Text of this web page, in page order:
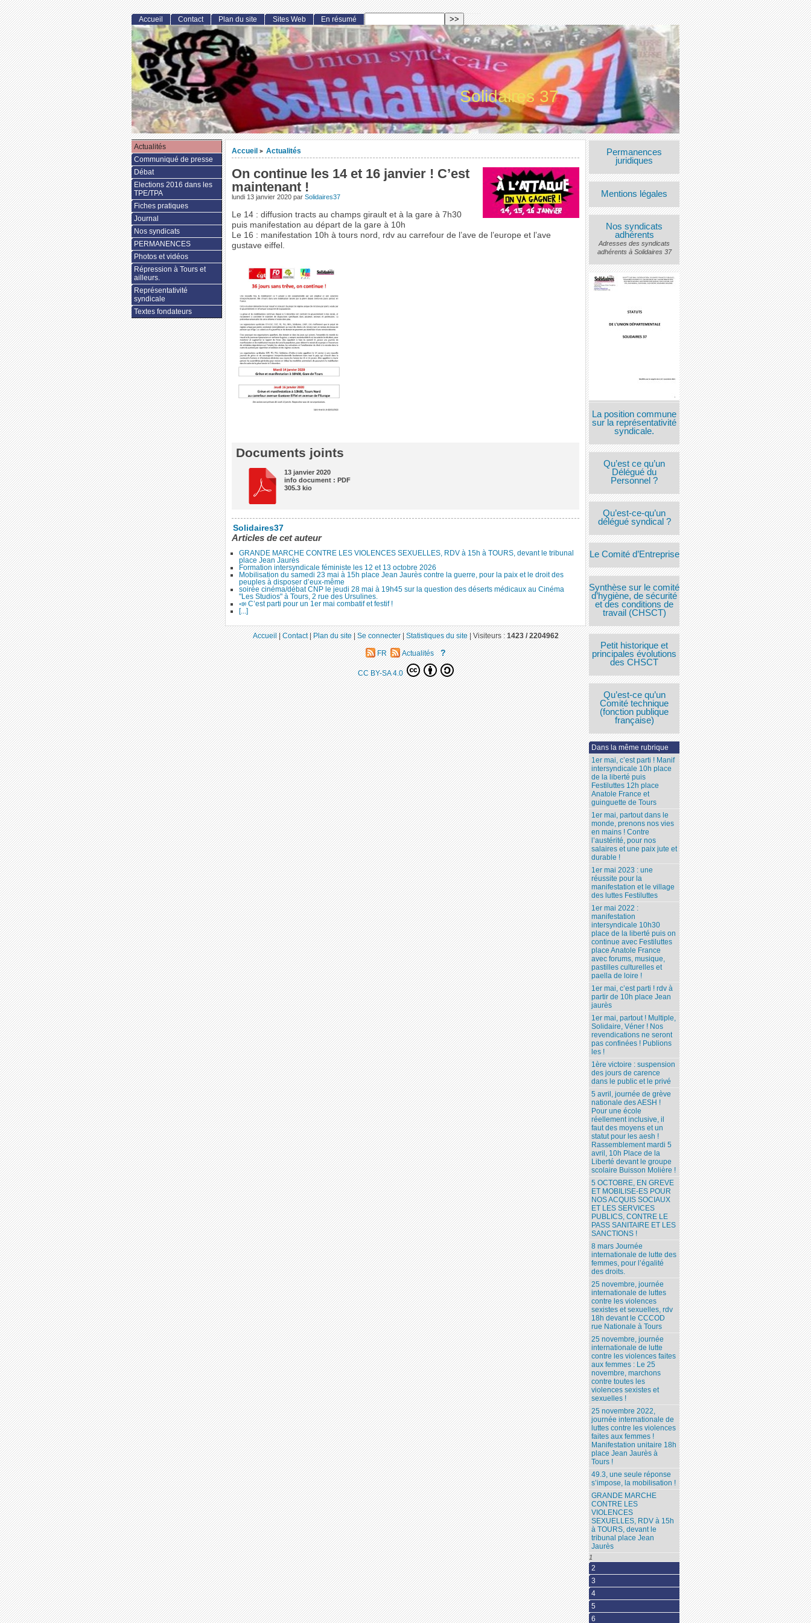
Solidaires 37
Accueil > Actualités
On continue les 14 et 16 janvier ! C’est
maintenant !
lundi 13 janvier 2020 par Solidaires37
Le 14 : diffusion tracts au champs girault et à la gare à 7h30
puis manifestation au départ de la gare à 10h
Le 16 : manifestation 10h à tours nord, rdv au carrefour de l’ave de l’europe et l’ave
gustave eiffel.
Documents joints
13 janvier 2020
info document : PDF
305.3 kio
Solidaires37
Articles de cet auteur
GRANDE MARCHE CONTRE LES VIOLENCES SEXUELLES, RDV à 15h à TOURS, devant le tribunal
place Jean Jaurès
Formation intersyndicale féministe les 12 et 13 octobre 2026
Mobilisation du samedi 23 mai à 15h place Jean Jaurès contre la guerre, pour la paix et le droit des
peuples à disposer d’eux-même
soirée cinéma/débat CNP le jeudi 28 mai à 19h45 sur la question des déserts médicaux au Cinéma
"Les Studios" à Tours, 2 rue des Ursulines.
📣 C’est parti pour un 1er mai combatif et festif !
[...]
Permanences
juridiques
Mentions légales
Nos syndicats
adhérents
Adresses des syndicats
adhérents à Solidaires 37
La position commune
sur la représentativité
syndicale.
Qu’est ce qu’un
Délégué du
Personnel ?
Qu’est-ce-qu’un
délégué syndical ?
Le Comité d’Entreprise
Synthèse sur le comité
d’hygiène, de sécurité
et des conditions de
travail (CHSCT)
Petit historique et
principales évolutions
des CHSCT
Qu’est-ce qu’un
Comité technique
(fonction publique
française)
Dans la même rubrique
1er mai, c’est parti ! Manif
intersyndicale 10h place
de la liberté puis
Festiluttes 12h place
Anatole France et
guinguette de Tours
1er mai, partout dans le
monde, prenons nos vies
en mains ! Contre
l’austérité, pour nos
salaires et une paix jute et
durable !
1er mai 2023 : une
réussite pour la
manifestation et le village
des luttes Festiluttes
1er mai 2022 :
manifestation
intersyndicale 10h30
place de la liberté puis on
continue avec Festiluttes
place Anatole France
avec forums, musique,
pastilles culturelles et
paella de loire !
1er mai, c’est parti ! rdv à
partir de 10h place Jean
jaurès
1er mai, partout ! Multiple,
Solidaire, Véner ! Nos
revendications ne seront
pas confinées ! Publions
les !
1ère victoire : suspension
des jours de carence
dans le public et le privé
5 avril, journée de grève
nationale des AESH !
Pour une école
réellement inclusive, il
faut des moyens et un
statut pour les aesh !
Rassemblement mardi 5
avril, 10h Place de la
Liberté devant le groupe
scolaire Buisson Molière !
5 OCTOBRE, EN GREVE
ET MOBILISE-ES POUR
NOS ACQUIS SOCIAUX
ET LES SERVICES
PUBLICS, CONTRE LE
PASS SANITAIRE ET LES
SANCTIONS !
8 mars Journée
internationale de lutte des
femmes, pour l’égalité
des droits.
25 novembre, journée
internationale de luttes
contre les violences
sexistes et sexuelles, rdv
18h devant le CCCOD
rue Nationale à Tours
25 novembre, journée
internationale de lutte
contre les violences faites
aux femmes : Le 25
novembre, marchons
contre toutes les
violences sexistes et
sexuelles !
25 novembre 2022,
journée internationale de
luttes contre les violences
faites aux femmes !
Manifestation unitaire 18h
place Jean Jaurès à
Tours !
49.3, une seule réponse
s’impose, la mobilisation !
GRANDE MARCHE
CONTRE LES
VIOLENCES
SEXUELLES, RDV à 15h
à TOURS, devant le
tribunal place Jean
Jaurès
1
2
3
4
5
6
Accueil Contact Plan du site Sites Web En résumé
Actualités
Communiqué de presse
Débat
Elections 2016 dans les
TPE/TPA
Fiches pratiques
Journal
Nos syndicats
PERMANENCES
Photos et vidéos
Répression à Tours et
ailleurs.
Représentativité
syndicale
Textes fondateurs
Accueil|Contact|Plan du site|Se connecter|Statistiques du site|Visiteurs :1423 / 2204962
FR Actualités ?
CC BY-SA 4.0